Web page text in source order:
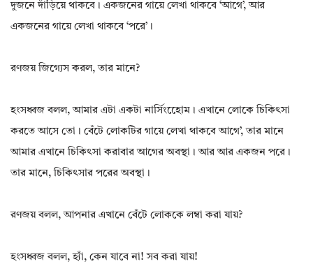
দুজনে দাঁড়িয়ে থাকবে। একজনের গায়ে লেখা থাকবে ‘আগে’, আর
একজনের গায়ে লেখা থাকবে ‘পরে’।
রণজয় জিগ্যেস করল, তার মানে?
হংসধ্বজ বলল, আমার এটা একটা নার্সিংহোেম। এখানে লোকে চিকিৎসা
করতে আসে তো। বেঁটে লোকটির গায়ে লেখা থাকবে আগে’, তার মানে
আমার এখানে চিকিৎসা করাবার আগের অবস্থা। আর আর একজন পরে।
তার মানে, চিকিৎসার পরের অবস্থা।
রণজয় বলল, আপনার এখানে বেঁটে লোককে লম্বা করা যায়?
হংসধ্বজ বলল, হ্যাঁ, কেন যাবে না! সব করা যায়!